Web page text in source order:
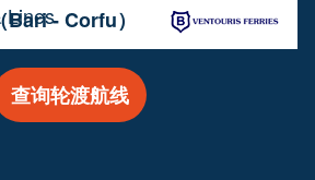
Lines- Corfu）
查询轮渡航线